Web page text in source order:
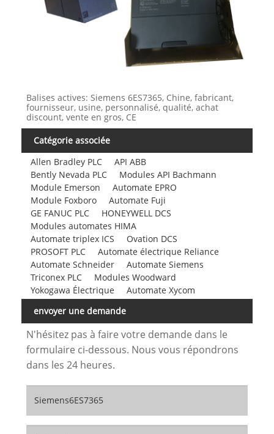
Balises actives: Siemens 6ES7365, Chine, fabricant,
fournisseur, usine, personnalisé, qualité, achat
discount, vente en gros, CE
Catégorie associée
Allen Bradley PLC
API ABB
Bently Nevada PLC
Modules API Bachmann
Module Emerson
Automate EPRO
Module Foxboro
Automate Fuji
GE FANUC PLC
HONEYWELL DCS
Modules automates HIMA
Automate triplex ICS
Ovation DCS
PROSOFT PLC
Automate électrique Reliance
Automate Schneider
Automate Siemens
Triconex PLC
Modules Woodward
Yokogawa Électrique
Automate Xycom
envoyer une demande
N'hésitez pas à faire votre demande dans le
formulaire ci-dessous. Nous vous répondrons
dans les 24 heures.